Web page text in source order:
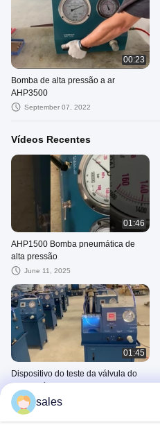
00:23
Bomba de alta pressão a ar
AHP3500
September 07, 2022
Vídeos Recentes
01:46
AHP1500 Bomba pneumática de
alta pressão
June 11, 2025
01:45
Dispositivo do teste da válvula do
combustível
September 05, 2024
sales